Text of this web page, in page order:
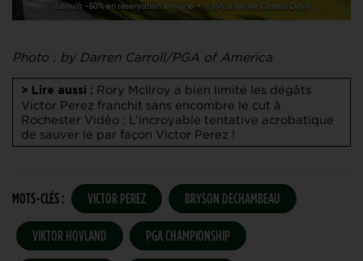
Photo : by Darren Carroll/PGA of America
> Lire aussi : Rory McIlroy a bien limité les dégâts
Victor Perez franchit sans encombre le cut à
Rochester Vidéo : L’incroyable tentative acrobatique
de sauver le par façon Victor Perez !
MOTS-CLÉS : VICTOR PEREZ BRYSON DECHAMBEAU
VIKTOR HOVLAND PGA CHAMPIONSHIP